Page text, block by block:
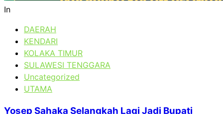
In
DAERAH
KENDARI
KOLAKA TIMUR
SULAWESI TENGGARA
Uncategorized
UTAMA
Yosep Sahaka Selangkah Lagi Jadi Bupati